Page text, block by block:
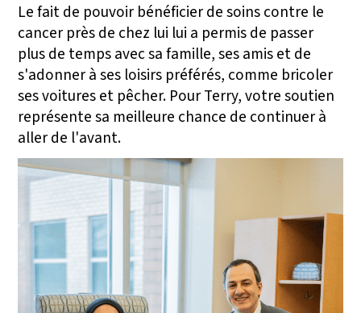
Le fait de pouvoir bénéficier de soins contre le
cancer près de chez lui lui a permis de passer
plus de temps avec sa famille, ses amis et de
s'adonner à ses loisirs préférés, comme bricoler
ses voitures et pêcher. Pour Terry, votre soutien
représente sa meilleure chance de continuer à
aller de l'avant.